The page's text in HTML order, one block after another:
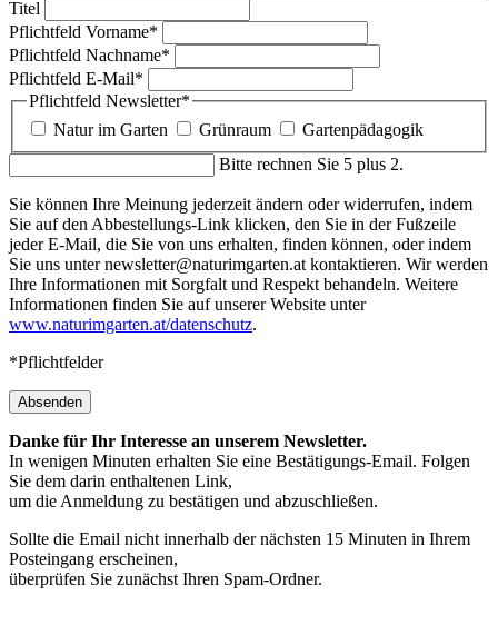
Titel
Pflichtfeld Vorname*
Pflichtfeld Nachname*
Pflichtfeld E-Mail*
Pflichtfeld Newsletter*
Natur im Garten
Grünraum
Gartenpädagogik
Bitte rechnen Sie 5 plus 2.
Sie können Ihre Meinung jederzeit ändern oder widerrufen, indem
Sie auf den Abbestellungs-Link klicken, den Sie in der Fußzeile
jeder E-Mail, die Sie von uns erhalten, finden können, oder indem
Sie uns unter newsletter@naturimgarten.at kontaktieren. Wir werden
Ihre Informationen mit Sorgfalt und Respekt behandeln. Weitere
Informationen finden Sie auf unserer Website unter
www.naturimgarten.at/datenschutz.
*Pflichtfelder
Absenden
Danke für Ihr Interesse an unserem Newsletter.
In wenigen Minuten erhalten Sie eine Bestätigungs-Email. Folgen
Sie dem darin enthaltenen Link,
um die Anmeldung zu bestätigen und abzuschließen.
Sollte die Email nicht innerhalb der nächsten 15 Minuten in Ihrem
Posteingang erscheinen,
überprüfen Sie zunächst Ihren Spam-Ordner.